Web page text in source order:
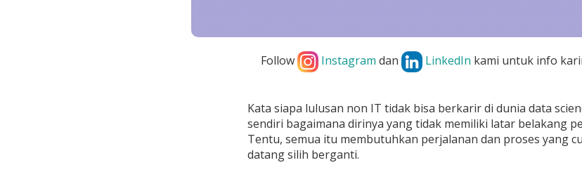
Follow Instagram dan LinkedIn kami untuk info
Kata siapa lulusan non IT tidak bisa berkarir di dunia data
sendiri bagaimana dirinya yang tidak memiliki latar belakang
Tentu, semua itu membutuhkan perjalanan dan proses yang
datang silih berganti.